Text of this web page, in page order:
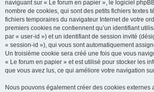
naviguant sur « Le forum en papier », le logiciel
nombre de cookies, qui sont des petits fichiers textes
fichiers temporaires du navigateur Internet de votre
premiers cookies ne contiennent qu’un identifiant
par « user-id ») et un identifiant de session invité
« session-id »), qui vous sont automatiquement
Un troisième cookie sera créé une fois que vous
« Le forum en papier » et est utilisé pour stocker les
que vous avez lus, ce qui améliore votre navigation
Nous pouvons également créer des cookies externes